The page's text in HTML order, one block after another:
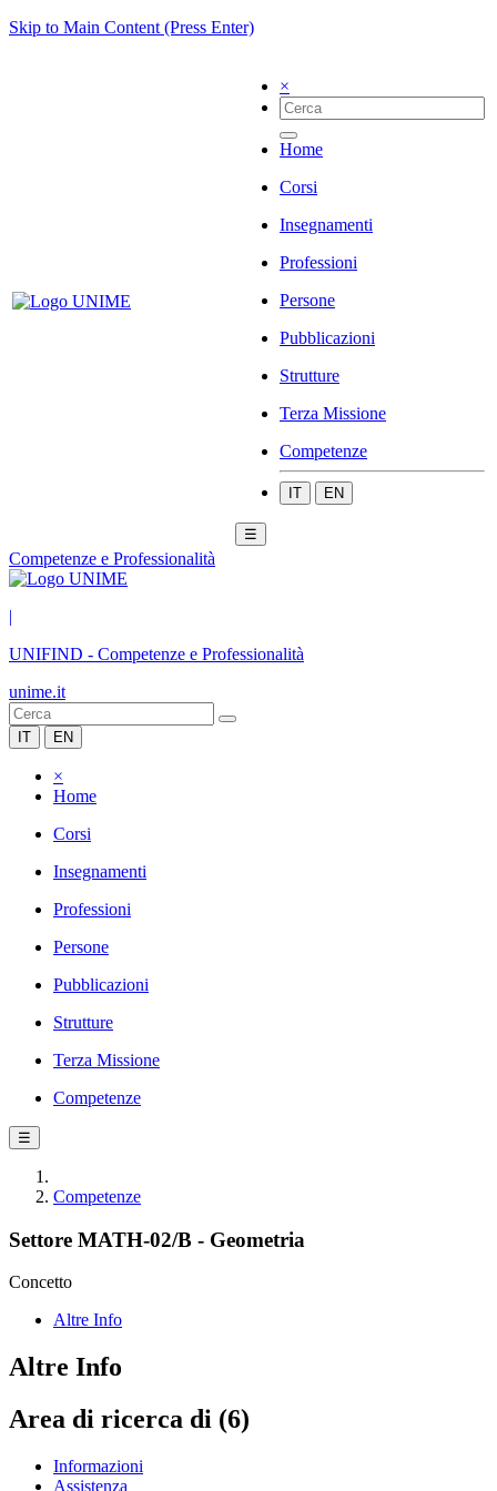
Skip to Main Content (Press Enter)
×
Home
Corsi
Insegnamenti
Professioni
Persone
Pubblicazioni
Strutture
Terza Missione
Competenze
IT EN
☰
Competenze e Professionalità
|
UNIFIND - Competenze e Professionalità
unime.it
IT EN
×
Home
Corsi
Insegnamenti
Professioni
Persone
Pubblicazioni
Strutture
Terza Missione
Competenze
☰
Competenze
Settore MATH-02/B - Geometria
Concetto
Altre Info
Altre Info
Area di ricerca di (6)
Informazioni
Assistenza